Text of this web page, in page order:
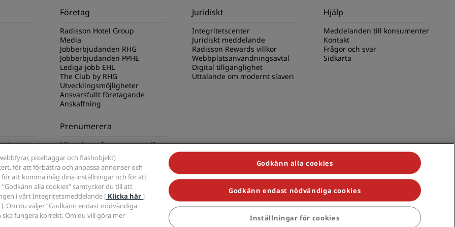
Företag
Radisson Hotel Group
Media
Jobberbjudanden RHG
Jobberbjudanden PPHE
Lediga jobb EHL
The Club by RHG
Utvecklingsmöjligheter
Ansvarsfullt företagande
Anskaffning
Juridiskt
Integritetscenter
Juridiskt meddelande
Radisson Rewards villkor
Webbplatsanvändningsavtal
Digital tillgänglighet
Uttalande om modernt slaveri
Hjälp
Meddelanden till konsumenter
Kontakt
Frågor och svar
Sidkarta
appen
Prenumerera
Missa inte våra mest populära
erbjudanden
Radisson, Radisson RED, Radisson Blu, Radisson Collection, Radisson Individuals, Park Plaza, Park Inn, Country Inn & Suites, Prize by Radisson,
Hotel Group.
pixeltaggar och flashobjekt)
för att förbättra och anpassa annonser och
att komma ihåg dina inställningar och för att
alla cookies” samtycker du till att
i vårt Integritetsmeddelande [ Klicka här]
]. Om du väljer ”Godkänn endast nödvändiga
fungera korrekt. Om du vill göra mer
Godkänn alla cookies
Godkänn endast nödvändiga cookies
Inställningar för cookies